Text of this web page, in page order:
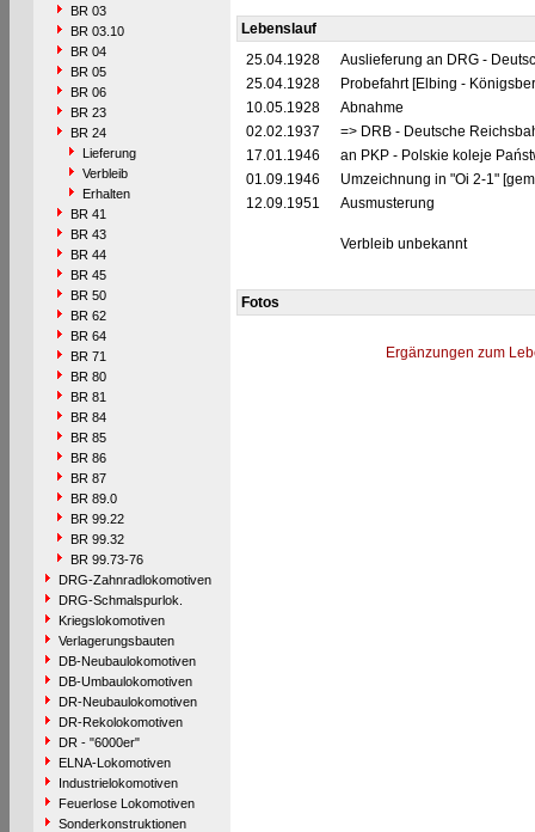
BR 03
BR 03.10
BR 04
BR 05
BR 06
BR 23
BR 24
Lieferung
Verbleib
Erhalten
BR 41
BR 43
BR 44
BR 45
BR 50
BR 62
BR 64
BR 71
BR 80
BR 81
BR 84
BR 85
BR 86
BR 87
BR 89.0
BR 99.22
BR 99.32
BR 99.73-76
DRG-Zahnradlokomotiven
DRG-Schmalspurlok.
Kriegslokomotiven
Verlagerungsbauten
DB-Neubaulokomotiven
DB-Umbaulokomotiven
DR-Neubaulokomotiven
DR-Rekolokomotiven
DR - "6000er"
ELNA-Lokomotiven
Industrielokomotiven
Feuerlose Lokomotiven
Sonderkonstruktionen
Lebenslauf
25.04.1928
Auslieferung an DRG -
25.04.1928
Probefahrt [Elbing -
10.05.1928
Abnahme
02.02.1937
=> DRB - Deutsche
17.01.1946
an PKP - Polskie koleje
01.09.1946
Umzeichnung in "Oi 2-1"
12.09.1951
Ausmusterung
Verbleib unbekannt
Fotos
Ergänzungen zum